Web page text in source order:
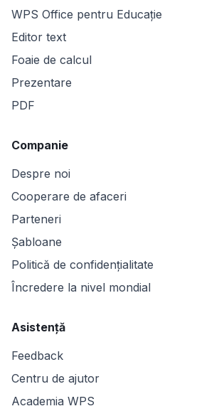
WPS Office pentru Educație
Editor text
Foaie de calcul
Prezentare
PDF
Companie
Despre noi
Cooperare de afaceri
Parteneri
Șabloane
Politică de confidențialitate
Încredere la nivel mondial
Asistență
Feedback
Centru de ajutor
Academia WPS